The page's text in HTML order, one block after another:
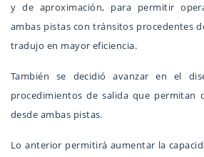
y de aproximación, para permitir
ambas pistas con tránsitos procedentes
tradujo en mayor eficiencia.
También se decidió avanzar en el
procedimientos de salida que permitan
desde ambas pistas.
Lo anterior permitirá aumentar la